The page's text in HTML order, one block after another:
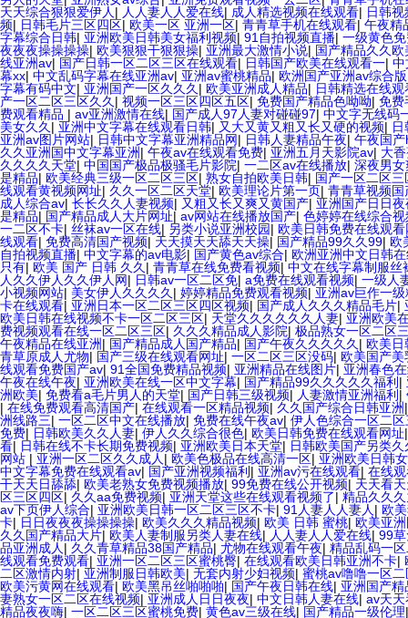
天天综合狠狠爱伊人 | 人人妻人人爱在线| 成人精选视频在线观看| 日韩
频| 日韩毛片三区四区| 欧美一区 亚洲一区| 青青草手机在线观看| 午夜精
字幕综合日韩| 亚洲欧美日韩美女福利视频| 91自拍视频直播| 一级黄色
夜夜夜操操操操| 欧美狠狠干狠狠操| 亚洲最大激情小说| 国产精品久久欧
线亚洲av| 国产日韩一区二区三区在线观看| 日韩国产欧美在线观看一| 中
幕xx| 中文乱码字幕在线亚洲av| 亚洲av蜜桃精品| 欧洲国产亚洲av综合版
字幕有码中文| 亚洲国产一区久久久 | 欧美亚洲成人精品| 日韩精选在线观
产一区二区三区久久 | 视频一区三区四区五区| 免费国产精品色呦呦| 免费
费观看精品 | av亚洲激情在线| 国产成人97人妻对碰碰97| 中文字无线码
美女久久 | 亚洲中文字幕在线观看日韩| 又大又黄又粗又长又硬的视频|
亚洲av图片网站| 日韩中文字幕亚洲精品网| 日韩人妻精品午夜| 午夜国
久久亚洲国中文字幕亚洲| 午夜av在线观看免费| 亚洲五月天影院av| 大
久久久久天堂| 中国国产极品极骚毛片影院| 一二区av在线播放| 深夜男
是精品| 欧美经典三级一区二区三区| 熟女自拍欧美日韩| 国产一区二区
线观看黄视频网址| 久久一区二区天堂| 欧美理论片第一页| 青青草视频
成人综合av| 长长久久人妻视频| 又粗又长又爽又黄国产| 亚洲国产日日夜
是精品| 国产精品成人大片网址| av网站在线播放国产| 色婷婷在线综合视
一二区不卡| 丝袜av一区在线| 另类小说亚洲校园| 欧美日韩免费在线观看
线观看| 免费高清国产视频| 天天摸天天舔天天操| 国产精品99久久99| 欧
自拍视频直播| 中文字幕的av电影| 国产黄色av综合| 欧洲亚洲中文日韩
只有| 欧美 国产 日韩 久久 | 青青草在线免费看视频| 中文在线字幕制服丝
人久久伊人久久伊人网| 日韩av一区二区免| a免费在线观看视频| 一级人
小视频网站| 美女伊人久久久久 | 婷婷精品免费观看视频| 亚洲av巨作一
卡在线观看| 亚洲日本一区二区三区四区视频| 国产成人久久久精品毛片|
欧美日韩在线视频不卡一区二区三区| 天堂久久久久久久人妻| 亚洲欧美
费视频观看在线一区二区三区| 久久久精品成人影院| 极品熟女一区二区
午夜精品在线亚洲| 国产精品成人国产精品| 国产午夜久久久久久 | 欧美日
青草原成人尤物| 国产三级在线观看网址| 一区二区三区没码| 欧美国产美
线观看免费国产av| 91全国免费精品视频| 亚洲精品在线图片| 亚洲春色
午夜在线午夜| 亚洲欧美在线一区中文字幕| 国产精品99久久久久久福利 |
洲欧美| 免费看a毛片男人的天堂| 国产日韩三级视频| 人妻激情亚洲福利 |
| 在线免费观看高清国产| 在线观看一区精品视频| 久久国产综合日韩亚洲
洲线路三| 一区二区中文在线播放| 免费在线午夜av| 伊人色综合一区二
免费| 日韩欧美久久人妻| 伊人久久综合很色| 欧美日韩免费在线观看网址
看| 日韩在线不卡长期免费视频| 亚洲欧美日本天堂| 日韩欧美国产另类久
网站 | 亚洲一区二区久久成人 | 欧美色极品在线高清一区| 亚洲欧美日韩
中文字幕免费在线观看av| 国产亚洲视频福利 | 亚洲av污在线观看| 在线
干天天日舔舔| 欧美老熟女免费视频播放| 99免费在线公开视频| 天天看
区三区四区| 久久aa免费视频| 亚洲天堂这些在线观看视频了| 精品久久
av下页伊人综合| 亚洲欧美日韩一区二区三区不卡| 91人妻人人妻人 | 欧
卡| 日日夜夜夜操操操操| 欧美久久久精品视频| 欧美 日韩 蜜桃| 欧美亚
久久国产精品大片| 欧美人妻制服另类人妻在线| 人人妻人人爱在线| 99
品亚洲成人 | 久久青草精品38国产精品| 尤物在线观看午夜| 精品乱码一
线观看免费观看| 亚洲一区二区三区蜜桃臀| 在线观看欧美日韩亚洲不卡|
二区激情内射| 亚洲制服日韩欧美| 无套内射少妇视频| 蜜桃av噜噜一区
欧美污黄网在线观看| 欧美黑吊丝啪啪啪| 国产午夜日韩在线| 亚洲国产
妻熟女一区二区在线视频| 亚洲成人日日夜夜| 中文日韩人妻在线| av天
精品夜夜嗨| 一区二区三区蜜桃免费| 黄色av三级在线| 国产精品一级伦理